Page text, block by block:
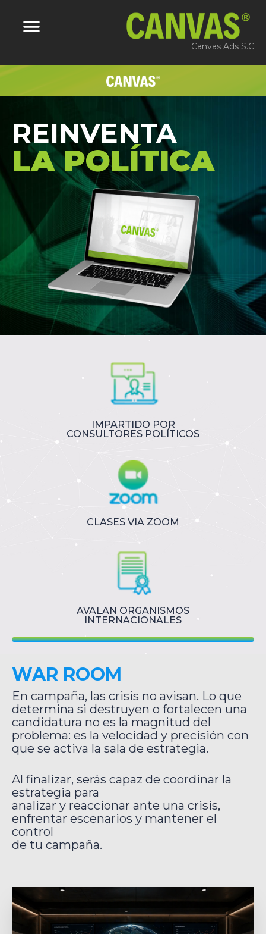
Canvas Ads S.C
REINVENTA
LA POLÍTICA
IMPARTIDO POR
CONSULTORES POLÍTICOS
CLASES VIA ZOOM
AVALAN ORGANISMOS
INTERNACIONALES
WAR ROOM
En campaña, las crisis no avisan. Lo que
determina si destruyen o fortalecen una
candidatura no es la magnitud del
problema: es la velocidad y precisión con
que se activa la sala de estrategia.
Al finalizar, serás capaz de coordinar la
estrategia para
analizar y reaccionar ante una crisis,
enfrentar escenarios y mantener el
control
de tu campaña.